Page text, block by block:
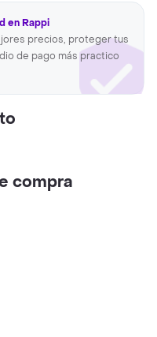
en Rappi
precios, proteger tus
de pago más practico
compra